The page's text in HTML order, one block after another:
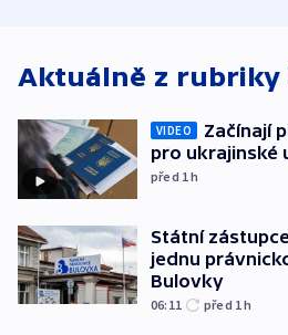
Aktuálně z rubriky
VIDEO
Začínají
pro ukrajinské
před 1h
Státní
jednu
Bulovky
06:11 před 1h